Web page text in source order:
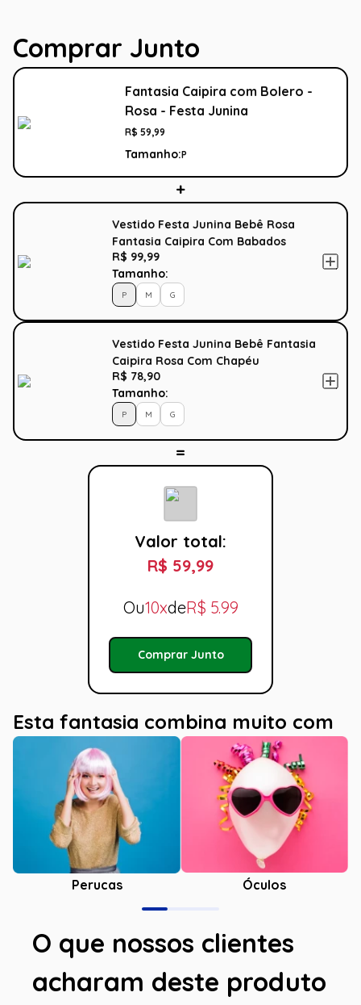
Comprar Junto
Fantasia Caipira com Bolero -
Rosa - Festa Junina
R$ 59,99
Tamanho:P
Vestido Festa Junina Bebê Rosa
Fantasia Caipira Com Babados
R$ 99,99
Tamanho:
P M G
Vestido Festa Junina Bebê Fantasia
Caipira Rosa Com Chapéu
R$ 78,90
Tamanho:
P M G
Valor total:
R$ 59,99
Ou10xdeR$ 5.99
Comprar Junto
Esta fantasia combina muito com
Perucas Óculos
O que nossos clientes
acharam deste produto